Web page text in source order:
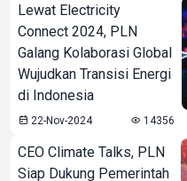
Lewat Electricity
Connect 2024, PLN
Galang Kolaborasi Global
Wujudkan Transisi Energi
di Indonesia
22-Nov-2024 14356
CEO Climate Talks, PLN
Siap Dukung Pemerintah